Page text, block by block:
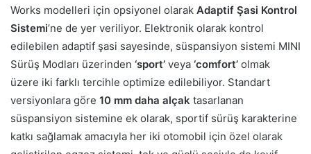
Works modelleri için opsiyonel olarak Adaptif Şasi Kontrol
Sistemi’ne de yer veriliyor. Elektronik olarak kontrol
edilebilen adaptif şasi sayesinde, süspansiyon sistemi MINI
Sürüş Modları üzerinden ‘sport’ veya ‘comfort’ olmak
üzere iki farklı tercihle optimize edilebiliyor. Standart
versiyonlara göre 10 mm daha alçak tasarlanan
süspansiyon sistemine ek olarak, sportif sürüş karakterine
katkı sağlamak amacıyla her iki otomobil için özel olarak